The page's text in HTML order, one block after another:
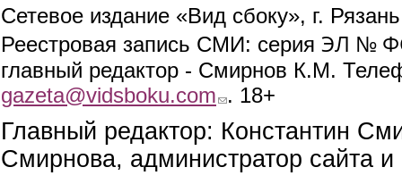
Сетевое издание «Вид сбоку», г.
Реестровая запись СМИ: серия ЭЛ №
главный редактор - Смирнов К.М.
gazeta@vidsboku.com (link sends e-mail)
. 18+
Главный редактор: Константин
Смирнова, администратор сайта